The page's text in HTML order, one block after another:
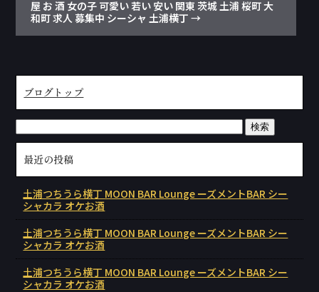
屋 お 酒 女の子 可愛い 若い 安い 関東 茨城 土浦 桜町 大
和町 求人 募集中 シーシャ 土浦横丁→
ブログトップ
最近の投稿
土浦つちうら横丁 MOON BAR Lounge ーズメントBAR シー
シャカラ オケお酒
土浦つちうら横丁 MOON BAR Lounge ーズメントBAR シー
シャカラ オケお酒
土浦つちうら横丁 MOON BAR Lounge ーズメントBAR シー
シャカラ オケお酒